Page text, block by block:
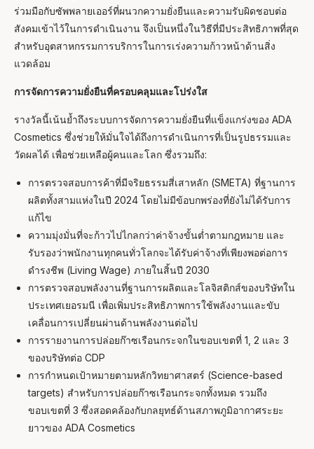
ร่วมมือกับซัพพลายเออร์ที่ผนวกความยั่งยืนและความรับผิดชอบต่อ
สังคมเข้าไว้ในการดำเนินงาน จึงเป็นหนึ่งในวิธีที่มีประสิทธิภาพที่สุด
สำหรับอุตสาหกรรมการบริการในการเร่งความก้าวหน้าด้านสิ่ง
แวดล้อม
การจัดการความยั่งยืนที่ครอบคลุมและโปร่งใส
รางวัลนี้เน้นย้ำถึงระบบการจัดการความยั่งยืนที่แข็งแกร่งของ ADA
Cosmetics ซึ่งช่วยให้มั่นใจได้ถึงการดำเนินการที่เป็นรูปธรรมและ
วัดผลได้ เพื่อช่วยเหลือผู้คนและโลก ซึ่งรวมถึง:
การตรวจสอบการค้าที่มีจริยธรรมสี่เสาหลัก (SMETA) ที่ฐานการ
ผลิตทั้งสามแห่งในปี 2024 โดยไม่มีข้อบกพร่องที่ยังไม่ได้รับการ
แก้ไข
ความมุ่งมั่นที่จะก้าวไปไกลกว่าค่าจ้างขั้นต่ำตามกฎหมาย และ
รับรองว่าพนักงานทุกคนทั่วโลกจะได้รับค่าจ้างที่เพียงพอต่อการ
ดำรงชีพ (Living Wage) ภายในสิ้นปี 2030
การตรวจสอบพลังงานที่ฐานการผลิตและโลจิสติกส์ของบริษัทใน
ประเทศเยอรมนี เพื่อเพิ่มประสิทธิภาพการใช้พลังงานและขับ
เคลื่อนการเปลี่ยนผ่านด้านพลังงานต่อไป
การรายงานการปล่อยก๊าซเรือนกระจกในขอบเขตที่ 1, 2 และ 3
ของบริษัทต่อ CDP
การกำหนดเป้าหมายตามหลักวิทยาศาสตร์ (Science-based
targets) สำหรับการปล่อยก๊าซเรือนกระจกทั้งหมด รวมถึง
ขอบเขตที่ 3 ซึ่งสอดคล้องกับกลยุทธ์ด้านสภาพภูมิอากาศระยะ
ยาวของ ADA Cosmetics